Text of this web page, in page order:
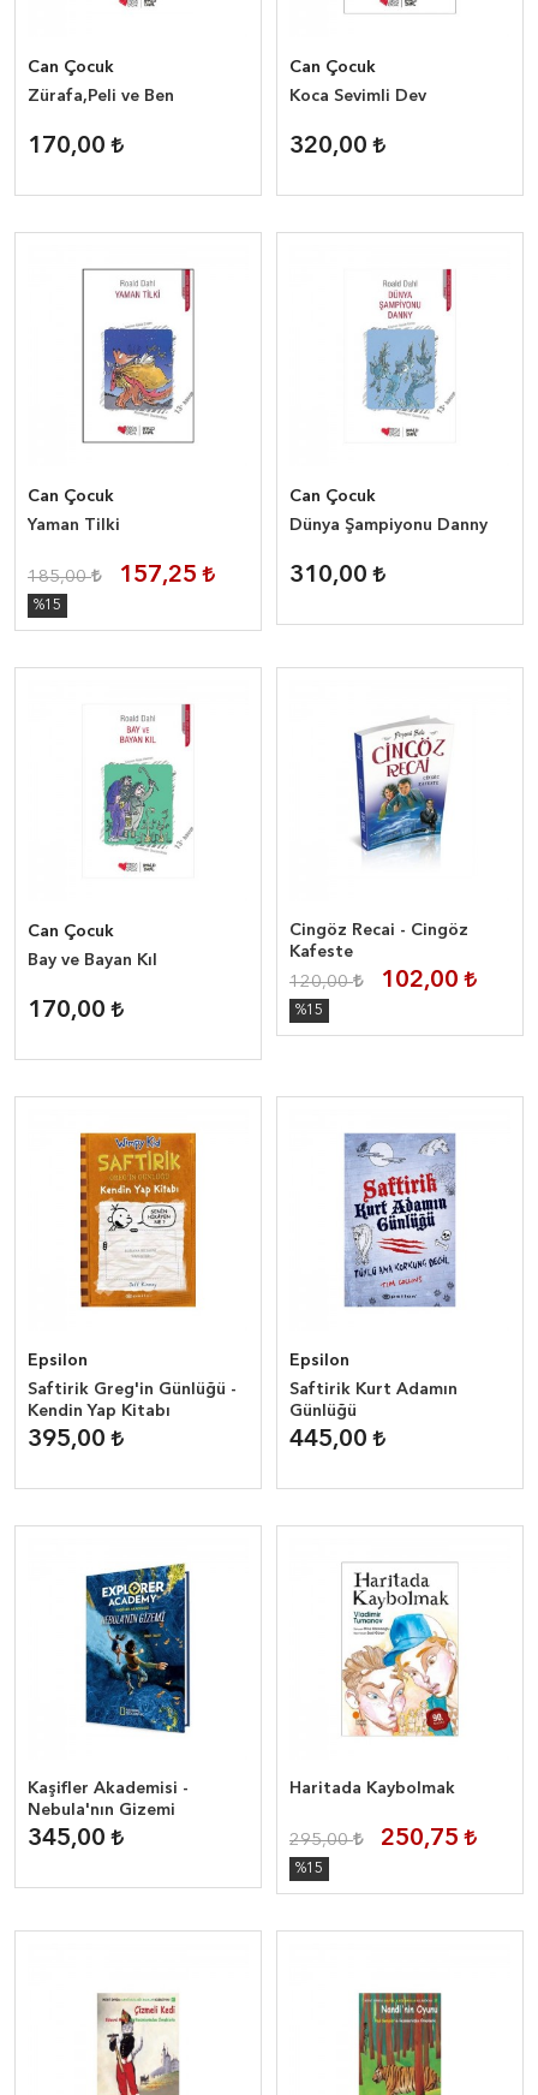
Can Çocuk
Zürafa,Peli ve Ben
170,00
Can Çocuk
Koca Sevimli Dev
320,00
Can Çocuk
Yaman Tilki
185,00 157,25
%15
Can Çocuk
Dünya Şampiyonu Danny
310,00
Can Çocuk
Bay ve Bayan Kıl
170,00
Cingöz Recai - Cingöz
Kafeste
120,00 102,00
%15
Epsilon
Saftirik Greg'in Günlüğü -
Kendin Yap Kitabı
395,00
Epsilon
Saftirik Kurt Adamın
Günlüğü
445,00
Kaşifler Akademisi -
Nebula'nın Gizemi
345,00
Haritada Kaybolmak
295,00 250,75
%15